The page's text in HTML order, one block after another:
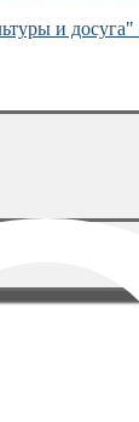
и досуга"